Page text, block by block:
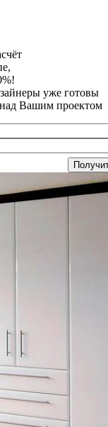
уже готовы
Вашим проектом